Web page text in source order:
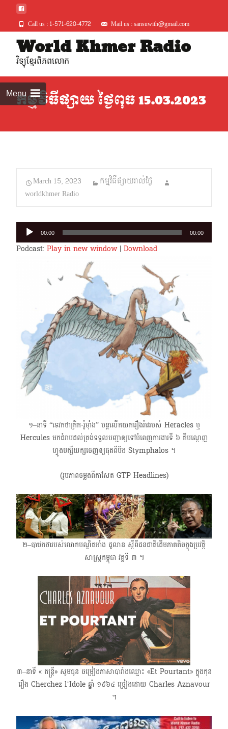
Call us : 1-571-620-4772 Mail us : sansuwith@gmail.com
World Khmer Radio
វិទ្យុខ្មែរពិភពលោក
Menuកម្មវិធីផ្សាយ ថ្ងៃពុធ 15.03.2023
March 15, 2023
កម្មវិធីផ្សាយរាល់ថ្ងៃ
worldkhmer Radio
Audio
Player
00:00 00:00
Podcast: Play in new window| Download
១–នាទី “ទេវកថាក្រិក-រ៉ូម៉ាំង” បន្តលើកយករឿងរ៉ាវរបស់ Heracles ឬ
Hercules មកជំរាបដល់ត្រង់ទទួលបញ្ជាឲ្យទៅបំពេញការងារទី ៦ គឺបណ្ដេញ
ហ្វូងបក្សីយក្សចេញឲ្យផុតពីបឹង Stymphalos ​។
(រូបភាពចម្លងពីកាសែត GTP Headlines)
២–បាឋកថារបស់លោកបណ្ឌិតអាំង ជូលាន ស្ដីពីជនជាតិដើមភាគតិចក្នុងប្រវត្តិ
សាស្រ្ដកម្ពុជា វគ្គទី ៣ ។
៣–នាទី « តន្ត្រី»​ សូមជូន ចម្រៀងភាសាបារាំងឈ្មោះ «Et Pourtant»​ ក្នុងកុន
រឿង Cherchez l’Idole ឆ្នាំ​ ១៩៦៤ ច្រៀងដោយ​ Charles Aznavour
។